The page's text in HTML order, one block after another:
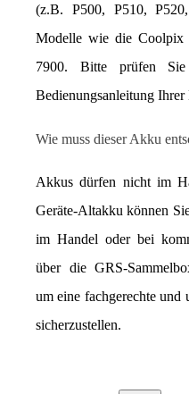
(z.B. P500, P510,
Modelle wie die Coolpix
7900. Bitte prüfen
Bedienungsanleitung Ihrer
Wie muss dieser Akku
Akkus dürfen nicht im
Geräte-Altakku können
im Handel oder bei
über die GRS-
um eine fachgerechte
sicherzustellen.